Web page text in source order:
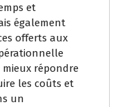
et
également
offerts aux
répondre
les coûts et
un